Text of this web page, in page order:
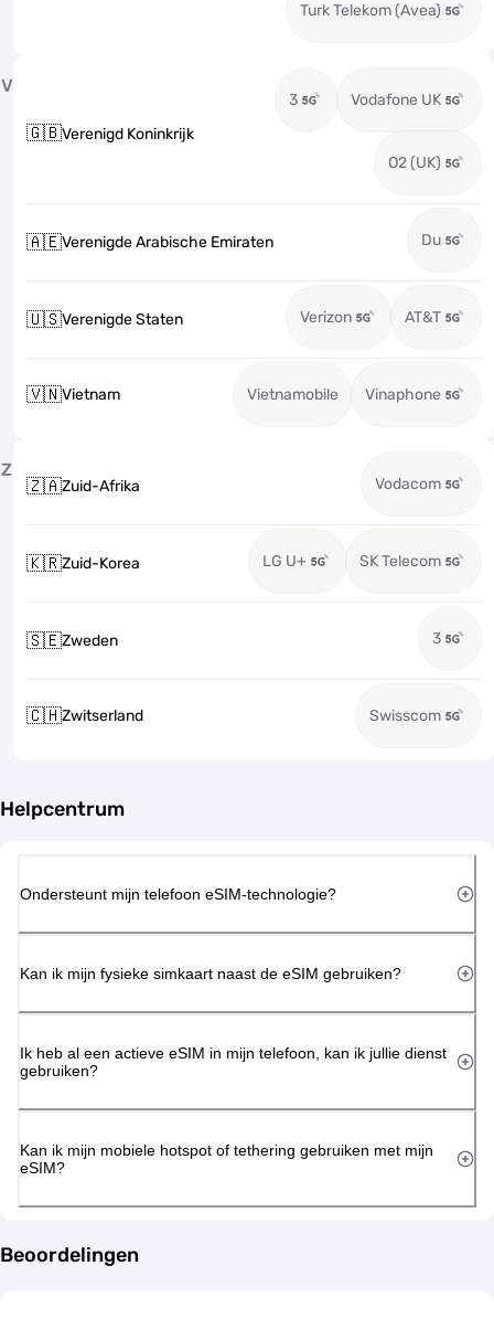
Turk Telekom (Avea)
V
🇬🇧Verenigd Koninkrijk
3 Vodafone UK
O2 (UK)
🇦🇪Verenigde Arabische Emiraten Du
🇺🇸Verenigde Staten Verizon AT&T
🇻🇳Vietnam Vietnamobile Vinaphone
Z
🇿🇦Zuid-Afrika Vodacom
🇰🇷Zuid-Korea LG U+ SK Telecom
🇸🇪Zweden 3
🇨🇭Zwitserland Swisscom
Helpcentrum
Ondersteunt mijn telefoon eSIM-technologie?
Kan ik mijn fysieke simkaart naast de eSIM gebruiken?
Ik heb al een actieve eSIM in mijn telefoon, kan ik jullie dienst
gebruiken?
Kan ik mijn mobiele hotspot of tethering gebruiken met mijn
eSIM?
Beoordelingen